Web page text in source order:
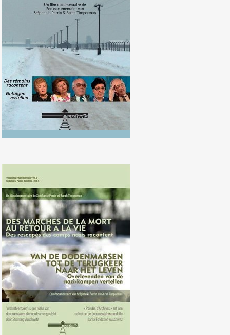
Survivre et résister à Auschwitz
Des marches de la mort au retour
à la vie